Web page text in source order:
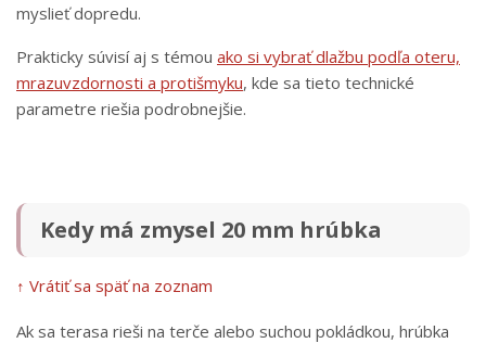
myslieť dopredu.
Prakticky súvisí aj s témou ako si vybrať dlažbu podľa oteru,
mrazuvzdornosti a protišmyku, kde sa tieto technické
parametre riešia podrobnejšie.
Kedy má zmysel 20 mm hrúbka
↑ Vrátiť sa späť na zoznam
Ak sa terasa rieši na terče alebo suchou pokládkou, hrúbka